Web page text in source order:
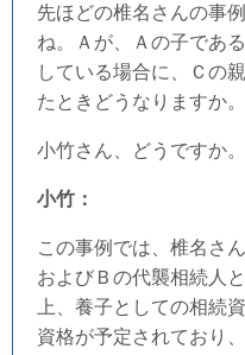
先ほどの椎名さんの事
ね。Ａが、Ａの子であ
している場合に、Ｃの
たときどうなりますか。
小竹さん、どうですか。
小竹：
この事例では、椎名さ
およびＢの代襲相続人
上、養子としての相続
資格が予定されており